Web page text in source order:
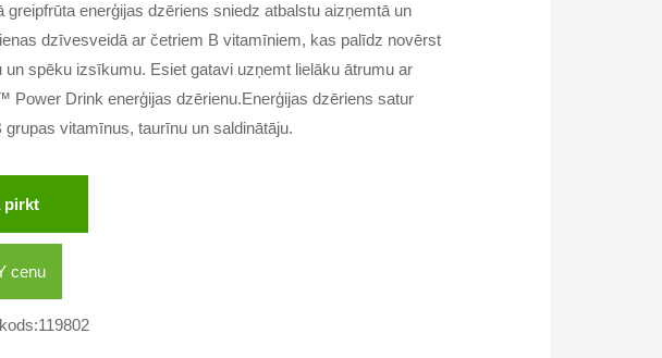
enerģijas dzēriens sniedz atbalstu aizņemtā un
dzīvesveidā ar četriem B vitamīniem, kas palīdz novērst
un spēku izsīkumu. Esiet gatavi uzņemt lielāku ātrumu ar
Power Drink enerģijas dzērienu.Enerģijas dzēriens satur
grupas vitamīnus, taurīnu un saldinātāju.
pirkt
cenu